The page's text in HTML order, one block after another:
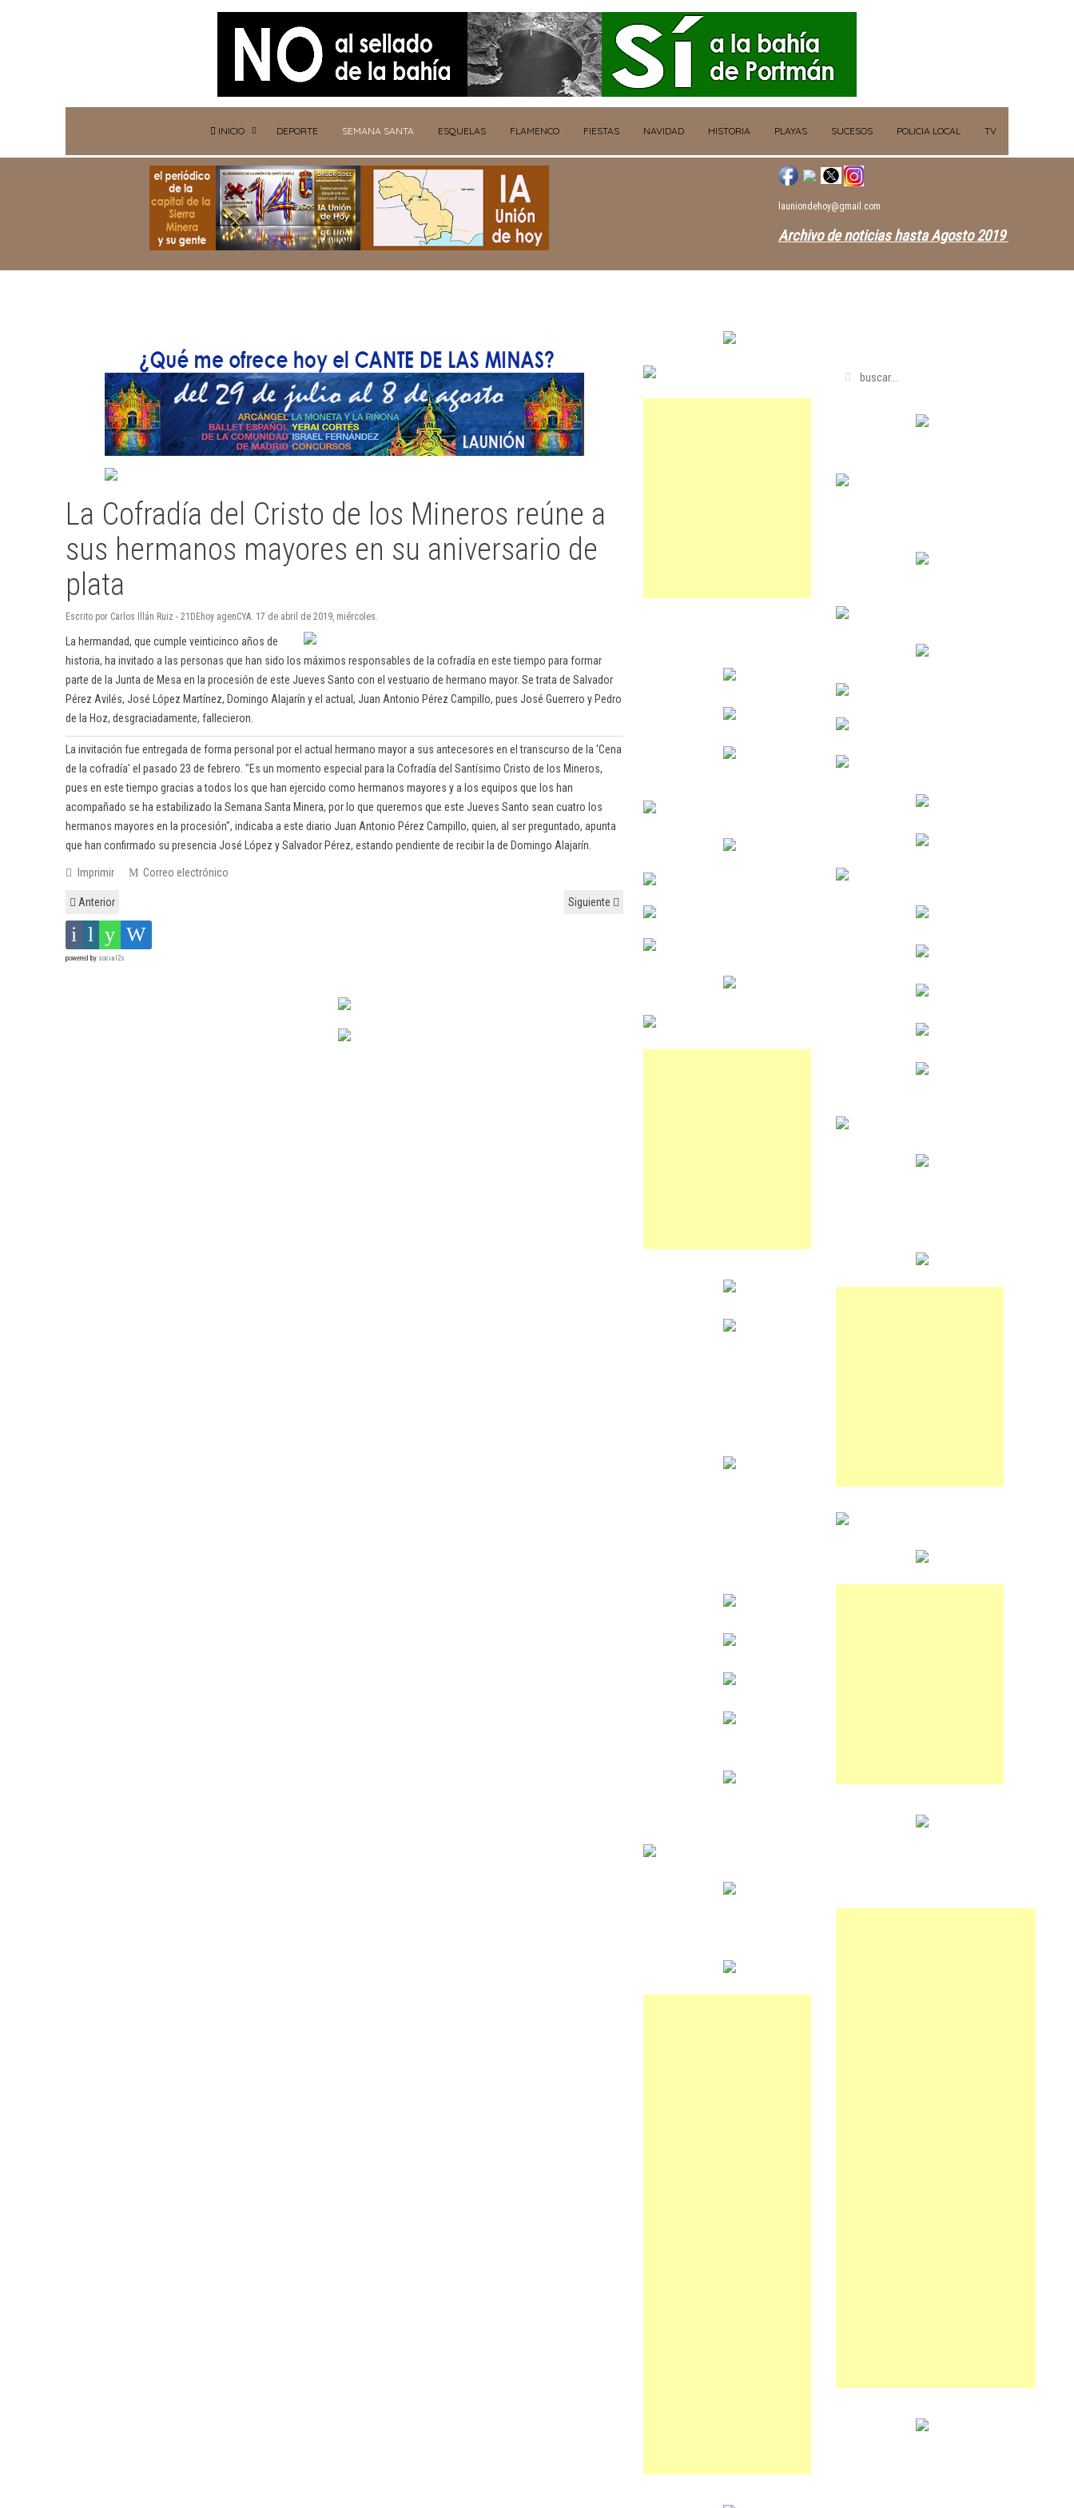
INICIO DEPORTE SEMANA SANTA ESQUELAS FLAMENCO FIESTAS NAVIDAD HISTORIA PLAYAS SUCESOS POLICIA LOCAL TV
launiondehoy@gmail.com
Archivo de noticias hasta Agosto 2019
La Cofradía del Cristo de los Mineros reúne a
sus hermanos mayores en su aniversario de
plata
Escrito por Carlos Illán Ruiz - 21DEhoy agenCYA. 17 de abril de 2019, miércoles.
La hermandad, que cumple veinticinco años de
historia, ha invitado a las personas que han sido los máximos responsables de la cofradía en este tiempo para formar
parte de la Junta de Mesa en la procesión de este Jueves Santo con el vestuario de hermano mayor. Se trata de Salvador
Pérez Avilés, José López Martínez, Domingo Alajarín y el actual, Juan Antonio Pérez Campillo, pues José Guerrero y Pedro
de la Hoz, desgraciadamente, fallecieron.
La invitación fue entregada de forma personal por el actual hermano mayor a sus antecesores en el transcurso de la 'Cena
de la cofradía' el pasado 23 de febrero. "Es un momento especial para la Cofradía del Santísimo Cristo de los Mineros,
pues en este tiempo gracias a todos los que han ejercido como hermanos mayores y a los equipos que los han
acompañado se ha estabilizado la Semana Santa Minera, por lo que queremos que este Jueves Santo sean cuatro los
hermanos mayores en la procesión", indicaba a este diario Juan Antonio Pérez Campillo, quien, al ser preguntado, apunta
que han confirmado su presencia José López y Salvador Pérez, estando pendiente de recibir la de Domingo Alajarín.
Imprimir Correo electrónico
Anterior Siguiente
powered by social2s